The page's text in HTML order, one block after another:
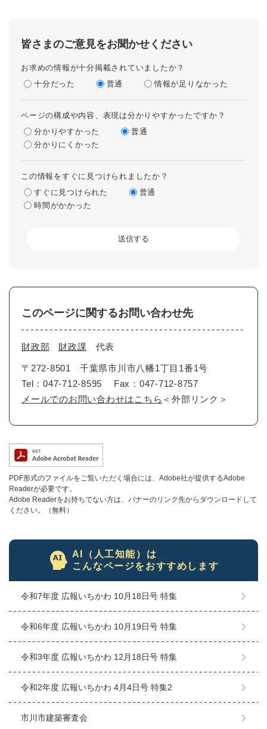
皆さまのご意見をお聞かせください
お求めの情報が十分掲載されていましたか？
十分だった
普通 情報が足りなかった
ページの構成や内容、表現は分かりやすかったですか？
分かりやすかった
普通
分かりにくかった
この情報をすぐに見つけられましたか？
すぐに見つけられた
普通
時間がかかった
このページに関するお問い合わせ先
財政部 財政課 代表
〒272-8501
千葉県市川市八幡1丁目1番1号
Tel：047-712-8595
Fax：047-712-8757
メールでのお問い合わせはこちら ＜外部リンク＞
PDF形式のファイルをご覧いただく場合には、Adobe社が提供するAdobe
Readerが必要です。
Adobe Readerをお持ちでない方は、バナーのリンク先からダウンロードして
ください。（無料）
AI（人工知能）は
こんなページをおすすめします
令和7年度 広報いちかわ 10月18日号 特集
令和6年度 広報いちかわ 10月19日号 特集
令和3年度 広報いちかわ 12月18日号 特集
令和2年度 広報いちかわ 4月4日号 特集2
市川市建築審査会